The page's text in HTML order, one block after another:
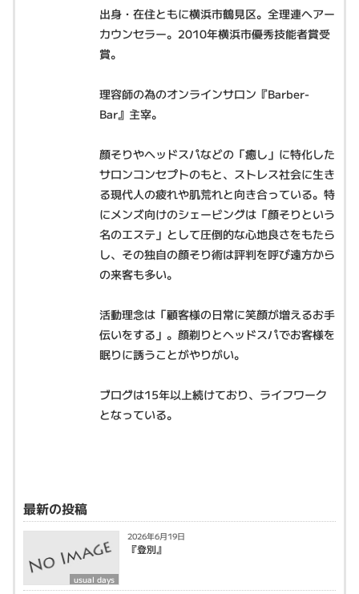
出身・在住ともに横浜市鶴見区。全理連ヘアー
カウンセラー。2010年横浜市優秀技能者賞受
賞。
理容師の為のオンラインサロン『Barber-
Bar』主宰。
顔そりやヘッドスパなどの「癒し」に特化した
サロンコンセプトのもと、ストレス社会に生き
る現代人の疲れや肌荒れと向き合っている。特
にメンズ向けのシェービングは「顔そりという
名のエステ」として圧倒的な心地良さをもたら
し、その独自の顔そり術は評判を呼び遠方から
の来客も多い。
活動理念は「顧客様の日常に笑顔が増えるお手
伝いをする」。顔剃りとヘッドスパでお客様を
眠りに誘うことがやりがい。
ブログは15年以上続けており、ライフワーク
となっている。
最新の投稿
usual days
2026年6月19日
『登別』